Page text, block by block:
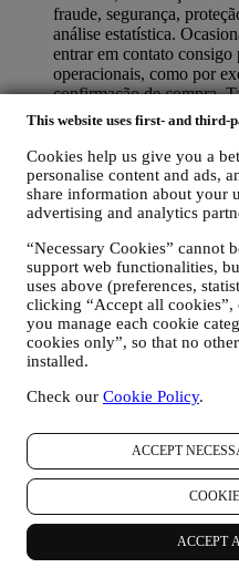
This website uses first- and third-
Cookies help us give you a
personalise content and ads,
share information about your
advertising and analytics
“Necessary Cookies” cannot
support web functionalities,
uses above (preferences,
clicking “Accept all cookies”,
you manage each cookie
cookies only”, so that no
installed.
Check our Cookie Policy.
ACCEPT
ACCEPT
fraude, segurança,
análise estatística.
entrar em contato
operacionais, como por
confirmação de compra.
pessoais para responder
dos formulários do site ou
processar os seus dados
(devidamente equilibrado
para lhe enviar e-mails de
adicionado itens no nosso
determinado período de
comunicações de
PARA O INFORMAR
OFERTAS SOBRE
consentiu em fazer (por
newsletter ao criar uma
comunicações de
iniciativas relacionadas à
também das suas
mail, SMS ou redes
automatizados. Essas
os produtos Le Creuset
exclusivos, concursos,
pela Le Creuset ou
podem ser selecionadas